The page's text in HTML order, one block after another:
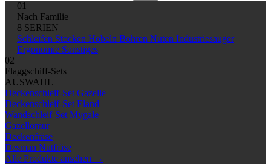
01
Nach Familie
8 SERIEN
Schleifen Stocken Hobeln Bohren Nuten Industriesauger
Ergonomie Sonstiges
02
Flaggschiff-Sets
AUSWAHL
Deckenschleif-Set Gazelle
Deckenschleif-Set Eland
Wandschleif-Set Mygale
Gazellomur
Deckenfräse
Desman Nutfräse
Alle Produkte ansehen →